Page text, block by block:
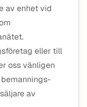
av enhet vid
eller till
oss vänligen
av